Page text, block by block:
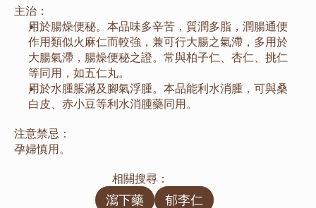
主治：
用於腸燥便秘。本品味多辛苦，質潤多脂，潤腸通便
作用類似火麻仁而較強，兼可行大腸之氣滯，多用於
大腸氣滯，腸燥便秘之證。常與柏子仁、杏仁、挑仁
等同用，如五仁丸。
用於水腫脹滿及腳氣浮腫。本品能利水消腫，可與桑
白皮、赤小豆等利水消腫藥同用。
注意禁忌：
孕婦慎用。
相關搜尋：
瀉下藥 郁李仁